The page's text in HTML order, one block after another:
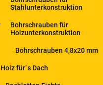
Stahlunterkonstruktion
Bohrschrauben für
Holzunterkonstruktion
Bohrschrauben 4,8x20 mm
Holz für´s Dach